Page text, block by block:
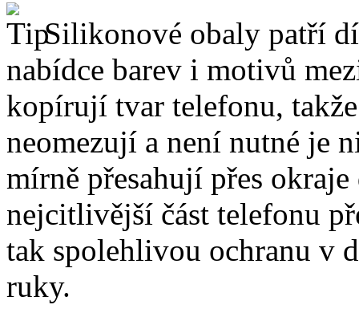
Silikonové obaly patří
nabídce barev i motivů
kopírují tvar telefonu,
neomezují a není nutné je
mírně přesahují přes
nejcitlivější část telefonu
tak spolehlivou ochranu v
ruky.